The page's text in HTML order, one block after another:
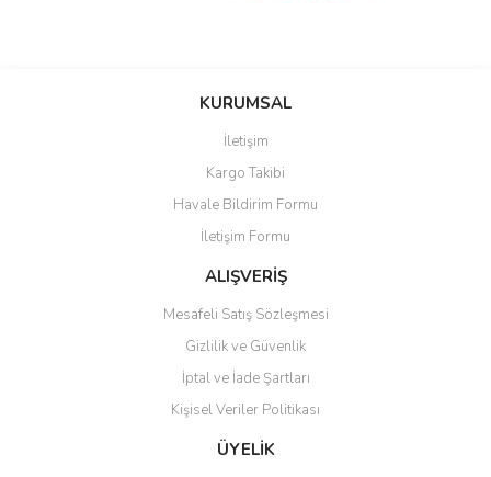
Bu ürüne ilk yorumu siz yapın!
Ürün resmi kalitesiz, bozuk veya görüntülenemiyor.
Ürün açıklamasında eksik bilgiler bulunuyor.
Ürün bilgilerinde hatalar bulunuyor.
Ürün fiyatı diğer sitelerden daha pahalı.
Gönder
KURUMSAL
İletişim
Kargo Takibi
Havale Bildirim Formu
İletişim Formu
ALIŞVERİŞ
Mesafeli Satış Sözleşmesi
Gizlilik ve Güvenlik
İptal ve İade Şartları
Kişisel Veriler Politikası
ÜYELİK